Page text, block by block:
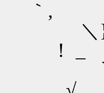
｀
}刀
-=
、